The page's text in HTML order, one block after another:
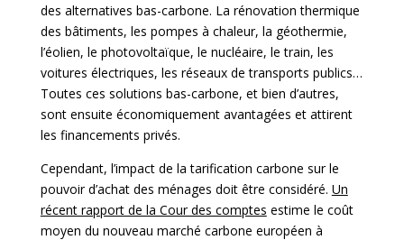
des alternatives bas-carbone. La rénovation thermique
des bâtiments, les pompes à chaleur, la géothermie,
l’éolien, le photovoltaïque, le nucléaire, le train, les
voitures électriques, les réseaux de transports publics…
Toutes ces solutions bas-carbone, et bien d’autres,
sont ensuite économiquement avantagées et attirent
les financements privés.
Cependant, l’impact de la tarification carbone sur le
pouvoir d’achat des ménages doit être considéré. Un
récent rapport de la Cour des comptes estime le coût
moyen du nouveau marché carbone européen à